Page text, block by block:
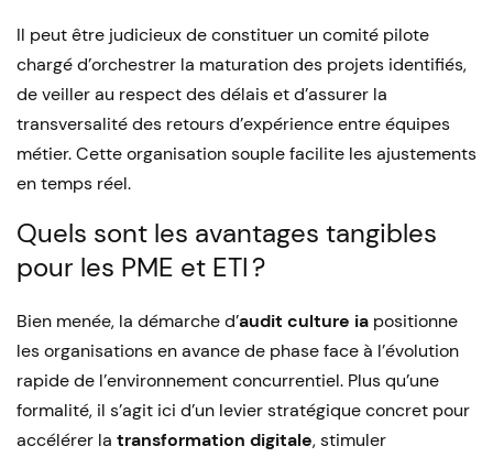
Il peut être judicieux de constituer un comité pilote
chargé d’orchestrer la maturation des projets identifiés,
de veiller au respect des délais et d’assurer la
transversalité des retours d’expérience entre équipes
métier. Cette organisation souple facilite les ajustements
en temps réel.
Quels sont les avantages tangibles
pour les PME et ETI ?
Bien menée, la démarche d’audit culture ia positionne
les organisations en avance de phase face à l’évolution
rapide de l’environnement concurrentiel. Plus qu’une
formalité, il s’agit ici d’un levier stratégique concret pour
accélérer la transformation digitale, stimuler